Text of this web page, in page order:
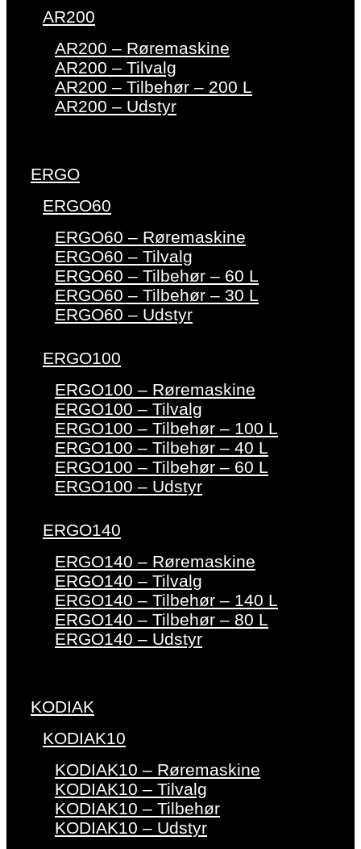
AR200
AR200 – Røremaskine
AR200 – Tilvalg
AR200 – Tilbehør – 200 L
AR200 – Udstyr
ERGO
ERGO60
ERGO60 – Røremaskine
ERGO60 – Tilvalg
ERGO60 – Tilbehør – 60 L
ERGO60 – Tilbehør – 30 L
ERGO60 – Udstyr
ERGO100
ERGO100 – Røremaskine
ERGO100 – Tilvalg
ERGO100 – Tilbehør – 100 L
ERGO100 – Tilbehør – 40 L
ERGO100 – Tilbehør – 60 L
ERGO100 – Udstyr
ERGO140
ERGO140 – Røremaskine
ERGO140 – Tilvalg
ERGO140 – Tilbehør – 140 L
ERGO140 – Tilbehør – 80 L
ERGO140 – Udstyr
KODIAK
KODIAK10
KODIAK10 – Røremaskine
KODIAK10 – Tilvalg
KODIAK10 – Tilbehør
KODIAK10 – Udstyr